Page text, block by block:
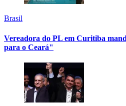
Brasil
Vereadora do PL em Curitiba
para o Ceará"